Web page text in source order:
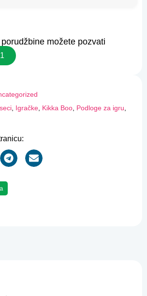
Igračke Kikka Boo Podloge za igru
možete pozvati